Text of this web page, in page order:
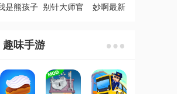
是熊孩子 别针大师官
妙啊最新
趣味手游